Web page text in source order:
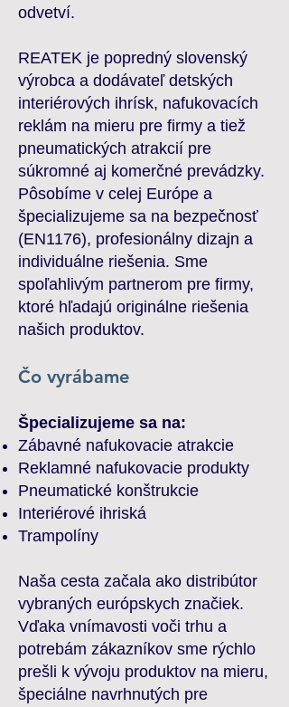
odvetví.
REATEK je popredný slovenský
výrobca a dodávateľ detských
interiérových ihrísk, nafukovacích
reklám na mieru pre firmy a tiež
pneumatických atrakcií pre
súkromné aj komerčné prevádzky.
Pôsobíme v celej Európe a
špecializujeme sa na bezpečnosť
(EN1176), profesionálny dizajn a
individuálne riešenia. Sme
spoľahlivým partnerom pre firmy,
ktoré hľadajú originálne riešenia
našich produktov.
Čo vyrábame
Špecializujeme sa na:
Zábavné nafukovacie atrakcie
Reklamné nafukovacie produkty
Pneumatické konštrukcie
Interiérové ihriská
Trampolíny
Naša cesta začala ako distribútor
vybraných európskych značiek.
Vďaka vnímavosti voči trhu a
potrebám zákazníkov sme rýchlo
prešli k vývoju produktov na mieru,
špeciálne navrhnutých pre